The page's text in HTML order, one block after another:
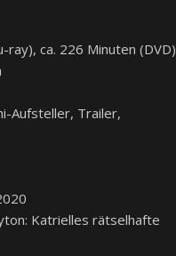
ray), ca. 226 Minuten (DVD)
Aufsteller, Trailer,
Katrielles rätselhafte